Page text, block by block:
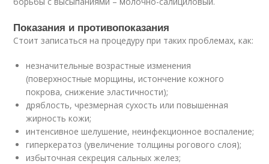
Показания и противопоказания
Стоит записаться на процедуру при таких проблемах, как:
незначительные возрастные изменения
(поверхностные морщины, истончение кожного
покрова, снижение эластичности);
дряблость, чрезмерная сухость или повышенная
жирность кожи;
интенсивное шелушение, неинфекционное воспаление;
гиперкератоз (увеличение толщины рогового слоя);
избыточная секреция сальных желез;